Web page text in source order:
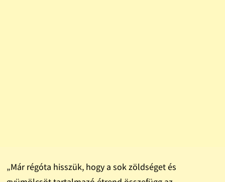
„Már régóta hisszük, hogy a sok zöldséget és